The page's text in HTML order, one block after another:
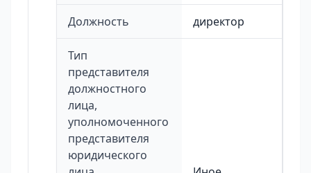
Должность директор
Тип
представителя
должностного
лица,
уполномоченного
представителя
юридического